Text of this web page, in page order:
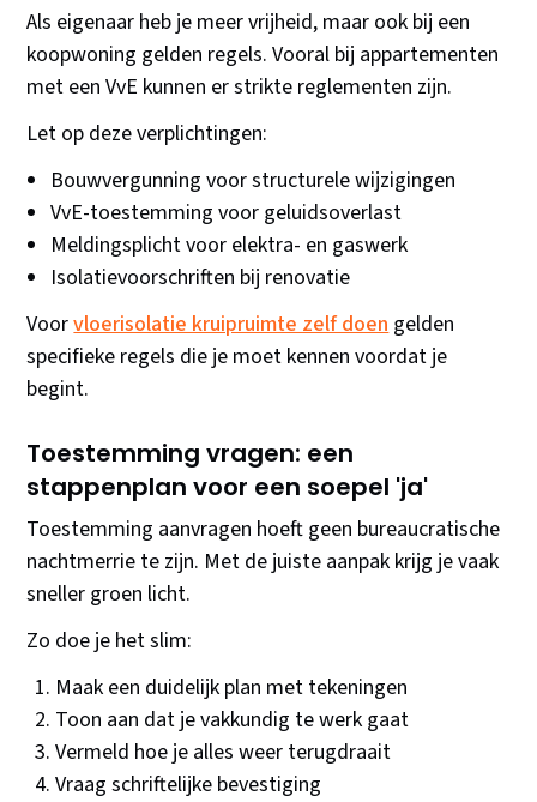
Als eigenaar heb je meer vrijheid, maar ook bij een
koopwoning gelden regels. Vooral bij appartementen
met een VvE kunnen er strikte reglementen zijn.
Let op deze verplichtingen:
Bouwvergunning voor structurele wijzigingen
VvE-toestemming voor geluidsoverlast
Meldingsplicht voor elektra- en gaswerk
Isolatievoorschriften bij renovatie
Voorvloerisolatie kruipruimte zelf doengelden
specifieke regels die je moet kennen voordat je
begint.
Toestemming vragen: een
stappenplan voor een soepel 'ja'
Toestemming aanvragen hoeft geen bureaucratische
nachtmerrie te zijn. Met de juiste aanpak krijg je vaak
sneller groen licht.
Zo doe je het slim:
Maak een duidelijk plan met tekeningen
Toon aan dat je vakkundig te werk gaat
Vermeld hoe je alles weer terugdraait
Vraag schriftelijke bevestiging